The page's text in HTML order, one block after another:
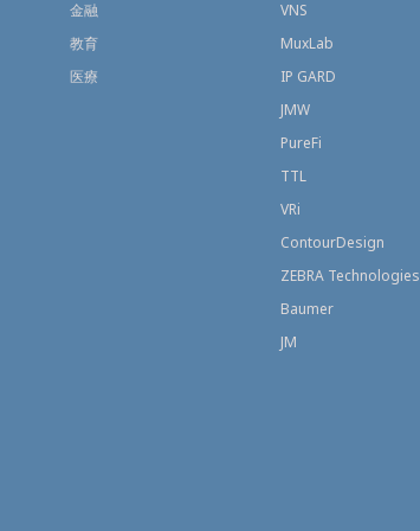
金融
教育
医療
VNS
MuxLab
IP GARD
JMW
PureFi
TTL
VRi
ContourDesign
ZEBRA Technologies
Baumer
JM